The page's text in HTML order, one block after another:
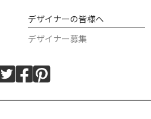
デザイナーの皆様へ
デザイナー募集